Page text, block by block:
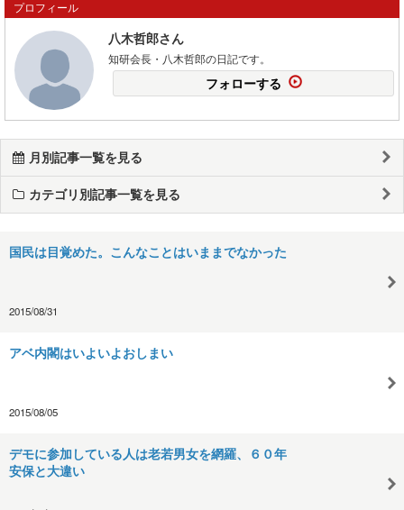
プロフィール
八木哲郎さん
知研会長・八木哲郎の日記です。
フォローする
月別記事一覧を見る
カテゴリ別記事一覧を見る
国民は目覚めた。こんなことはいままでなかった
2015/08/31
アベ内閣はいよいよおしまい
2015/08/05
デモに参加している人は老若男女を網羅、６０年
安保と大違い